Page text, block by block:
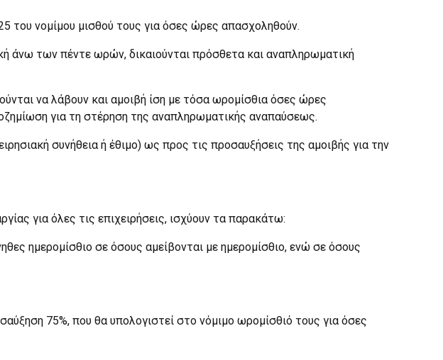
του νομίμου μισθού τους για όσες ώρες απασχοληθούν.
των πέντε ωρών, δικαιούνται πρόσθετα και αναπληρωματική
να λάβουν και αμοιβή ίση με τόσα ωρομίσθια όσες ώρες
για τη στέρηση της αναπληρωματικής αναπαύσεως.
συνήθεια ή έθιμο) ως προς τις προσαυξήσεις της αμοιβής για την
για όλες τις επιχειρήσεις, ισχύουν τα παρακάτω:
ημερομίσθιο σε όσους αμείβονται με ημερομίσθιο, ενώ σε όσους
75%, που θα υπολογιστεί στο νόμιμο ωρομίσθιό τους για όσες